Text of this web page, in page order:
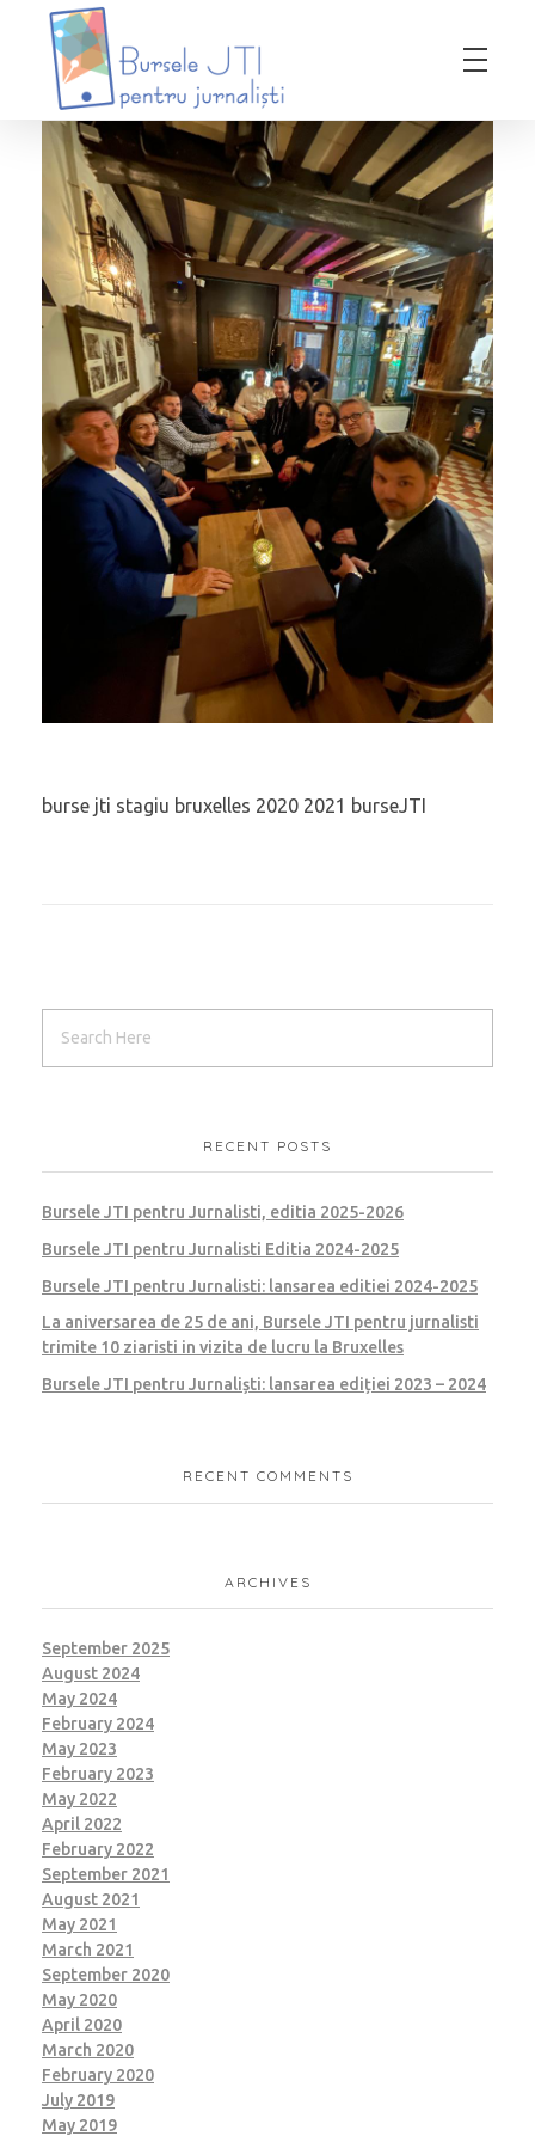
Bursele JTI pentru Jurnalisti
ediția 2018-2019
burse jti stagiu bruxelles 2020 2021 burseJTI
RECENT POSTS
Bursele JTI pentru Jurnalisti, editia 2025-2026
Bursele JTI pentru Jurnalisti Editia 2024-2025
Bursele JTI pentru Jurnalisti: lansarea editiei 2024-2025
La aniversarea de 25 de ani, Bursele JTI pentru jurnalisti
trimite 10 ziaristi in vizita de lucru la Bruxelles
Bursele JTI pentru Jurnaliști: lansarea ediției 2023 – 2024
RECENT COMMENTS
ARCHIVES
September 2025
August 2024
May 2024
February 2024
May 2023
February 2023
May 2022
April 2022
February 2022
September 2021
August 2021
May 2021
March 2021
September 2020
May 2020
April 2020
March 2020
February 2020
July 2019
May 2019